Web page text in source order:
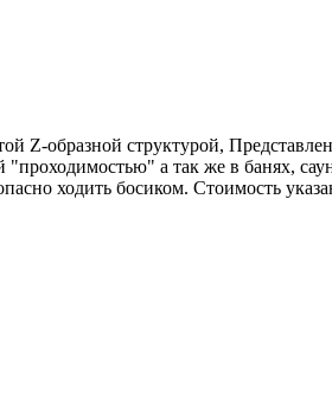
Z-образной структурой,
а так же в банях,
ходить босиком. Стоимость